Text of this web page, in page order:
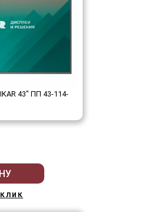
43" ПП 43-114-